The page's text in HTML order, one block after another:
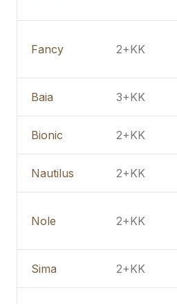
Fancy 2+KK
Baia 3+KK
Bionic 2+KK
Nautilus 2+KK
Nole 2+KK
Sima 2+KK